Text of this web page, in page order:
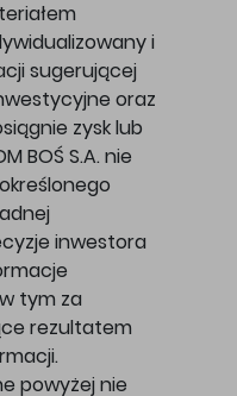
i
sugerującej
oraz
zysk lub
BOŚ S.A. nie
inwestora
tym za
rezultatem
powyżej nie